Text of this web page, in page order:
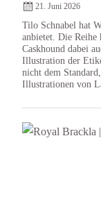
21. Juni 2026
Tilo Schnabel hat
anbietet. Die
Caskhound dabei
Illustration der
nicht dem
Illustrationen von